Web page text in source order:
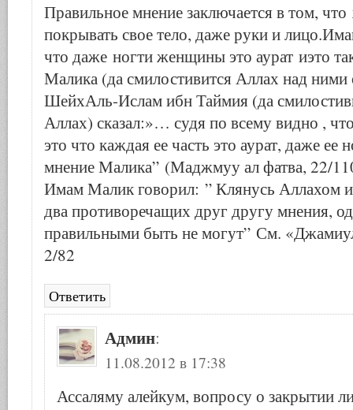
Правильное мнение заключается в том,
покрывать свое тело, даже руки и
что даже ногти женщины это аурат иэто
Малика (да смилостивится Аллах над
ШейхАль-Ислам ибн Таймия (да
Аллах) сказал:»… судя по всему видно ,
это что каждая ее часть это аурат, даже ее
мнение Малика” (Маджмуу ал фатва, 22/
Имам Малик говорил: ” Клянусь Аллахом
два противоречащих друг другу мнения,
правильными быть не могут” См.
2/82
Ответить
Админ:
11.08.2012 в 17:38
Ассаляму алейкум, вопросу о закрытии